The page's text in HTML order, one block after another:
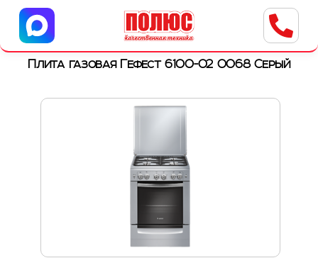
Центр бытовой техники
г. Ульяновск, ул. Пушкарева, 8a
Плита газовая Гефест 6100-02 0068 Серый